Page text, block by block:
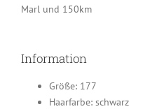
Marl und 150km
Information
Größe: 177
Haarfarbe: schwarz